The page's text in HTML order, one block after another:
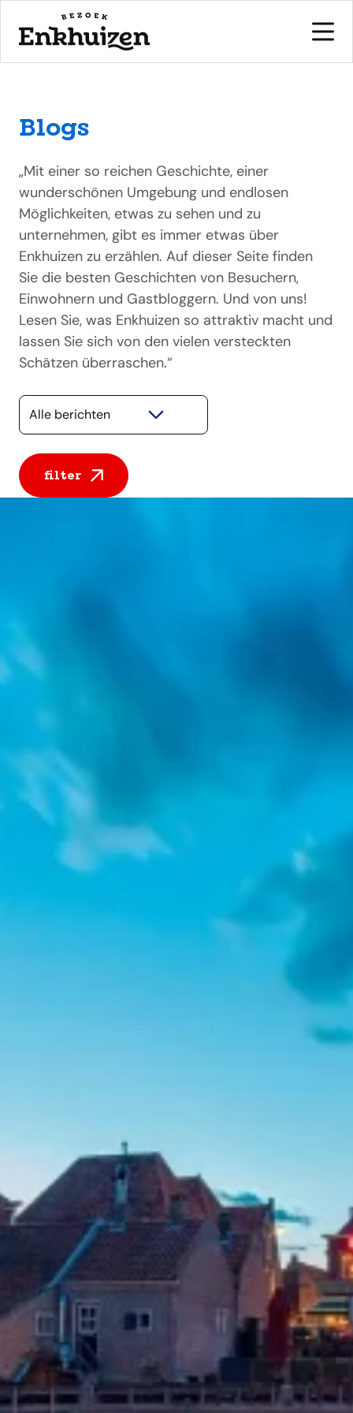
naar de inhoud
Blogs
„Mit einer so reichen Geschichte, einer
wunderschönen Umgebung und endlosen
Möglichkeiten, etwas zu sehen und zu
unternehmen, gibt es immer etwas über
Enkhuizen zu erzählen. Auf dieser Seite finden
Sie die besten Geschichten von Besuchern,
Einwohnern und Gastbloggern. Und von uns!
Lesen Sie, was Enkhuizen so attraktiv macht und
lassen Sie sich von den vielen versteckten
Schätzen überraschen.“
Selecteer een categorie
filter